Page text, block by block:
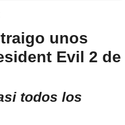
unos
Evil 2 de
todos los